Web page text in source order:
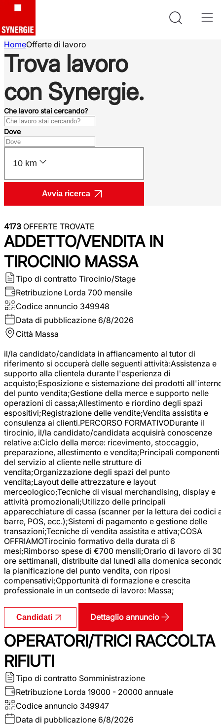
HomeOfferte di lavoro
Trova lavoro
con Synergie.
Che lavoro stai cercando?
Dove
10 km
Avvia ricerca
4173 OFFERTE TROVATE
ADDETTO/VENDITA IN
TIROCINIO MASSA
Tipo di contratto Tirocinio/Stage
Retribuzione Lorda 700 mensile
Codice annuncio 349948
Data di pubblicazione 6/8/2026
Città Massa
il/la candidato/candidata in affiancamento al tutor di
riferimento si occuperà delle seguenti attività:Assistenza e
supporto alla clientela durante l'esperienza di
acquisto;Esposizione e sistemazione dei prodotti
del punto vendita;Gestione della merce e supporto nelle
operazioni di cassa;Allestimento e riordino degli spazi
espositivi;Registrazione delle vendite;Vendita assistita e
consulenza ai clienti.PERCORSO FORMATIVODurante il
tirocinio, il/la candidato/candidata acquisirà conoscenze
relative a:Ciclo della merce: ricevimento, stoccaggio,
preparazione, allestimento e vendita;Principali componenti
del servizio al cliente nelle strutture di
vendita;Organizzazione degli spazi del punto
vendita;Layout delle attrezzature e layout
merceologico;Tecniche di visual merchandising, display e
attività promozionali;Utilizzo delle principali
apparecchiature di cassa (scanner per la lettura dei codici
barre, POS, ecc.);Sistemi di pagamento e gestione delle
transazioni;Tecniche di vendita assistita e attiva;COSA
OFFRIAMOTirocinio formativo della durata di 6
mesi;Rimborso spese di €700 mensili;Orario di lavoro di
ore settimanali, distribuite dal lunedì alla domenica
la pianificazione del punto vendita, con riposi
compensativi;Opportunità di formazione e crescita
professionale in un contsede di lavoro: Massa;
Candidati Dettaglio annuncio
OPERATORI/TRICI RACCOLTA
RIFIUTI
Tipo di contratto Somministrazione
Retribuzione Lorda 19000 - 20000 annuale
Codice annuncio 349947
Data di pubblicazione 6/8/2026